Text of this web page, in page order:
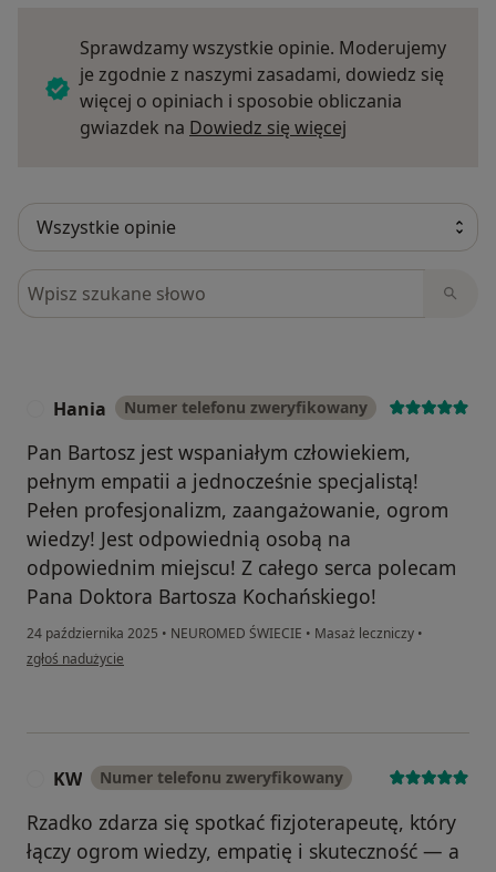
Sprawdzamy wszystkie opinie. Moderujemy
je zgodnie z naszymi zasadami, dowiedz się
więcej o opiniach i sposobie obliczania
gwiazdek na Dowiedz się więcej
Szukaj w opiniach
Hania Numer telefonu zweryfikowany
Pan Bartosz jest wspaniałym człowiekiem,
pełnym empatii a jednocześnie specjalistą!
Pełen profesjonalizm, zaangażowanie, ogrom
wiedzy! Jest odpowiednią osobą na
odpowiednim miejscu! Z całego serca polecam
Pana Doktora Bartosza Kochańskiego!
24 października 2025 • NEUROMED ŚWIECIE • Masaż leczniczy •
w opinii użytkownika Hania
zgłoś nadużycie
KW Numer telefonu zweryfikowany
Rzadko zdarza się spotkać fizjoterapeutę, który
łączy ogrom wiedzy, empatię i skuteczność — a